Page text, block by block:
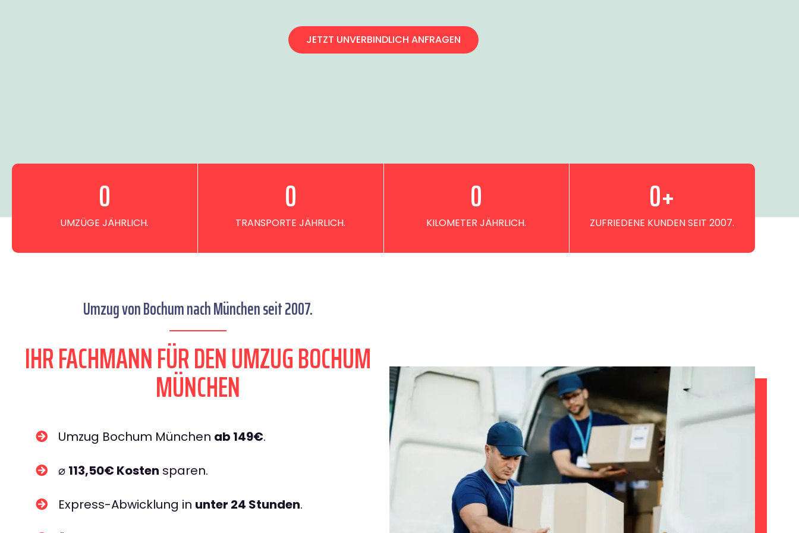
JETZT UNVERBINDLICH ANFRAGEN
UMZÜGE JÄHRLICH.
0
TRANSPORTE JÄHRLICH.
0
KILOMETER JÄHRLICH.
0
ZUFRIEDENE KUNDEN SEIT 2007.
0+
Umzug von Bochum nach München seit 2007.
IHR FACHMANN FÜR DEN UMZUG BOCHUM
MÜNCHEN
Umzug Bochum München ab 149€.
⌀ 113,50€ Kosten sparen.
Express-Abwicklung in unter 24 Stunden.